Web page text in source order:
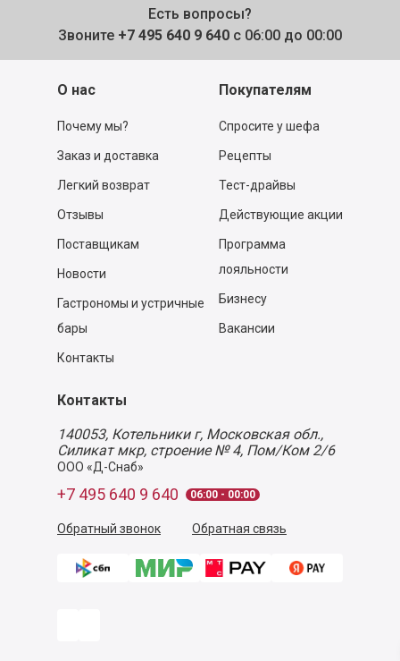
Есть вопросы?
Звоните +7 495 640 9 640 с 06:00 до 00:00
О нас
Почему мы?
Заказ и доставка
Легкий возврат
Отзывы
Поставщикам
Новости
Гастрономы и устричные
бары
Контакты
Покупателям
Спросите у шефа
Рецепты
Тест-драйвы
Действующие акции
Программа
лояльности
Бизнесу
Вакансии
Контакты
140053, Котельники г, Московская обл.,
Силикат мкр, строение № 4, Пом/Ком 2/6
ООО «Д-Снаб»
+7 495 640 9 640 06:00 - 00:00
Обратный звонок Обратная связь